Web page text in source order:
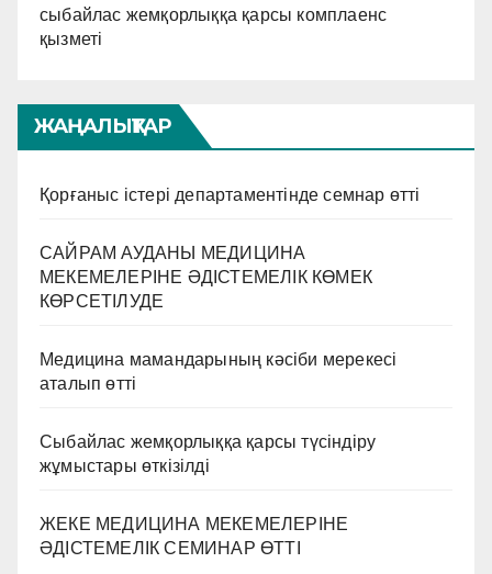
сыбайлас жемқорлыққа қарсы комплаенс
қызметі
ЖАҢАЛЫҚТАР
Қорғаныс істері департаментінде семнар өтті
САЙРАМ АУДАНЫ МЕДИЦИНА
МЕКЕМЕЛЕРІНЕ ӘДІСТЕМЕЛІК КӨМЕК
КӨРСЕТІЛУДЕ
Медицина мамандарының кәсіби мерекесі
аталып өтті
Сыбайлас жемқорлыққа қарсы түсіндіру
жұмыстары өткізілді
ЖЕКЕ МЕДИЦИНА МЕКЕМЕЛЕРІНЕ
ӘДІСТЕМЕЛІК СЕМИНАР ӨТТІ